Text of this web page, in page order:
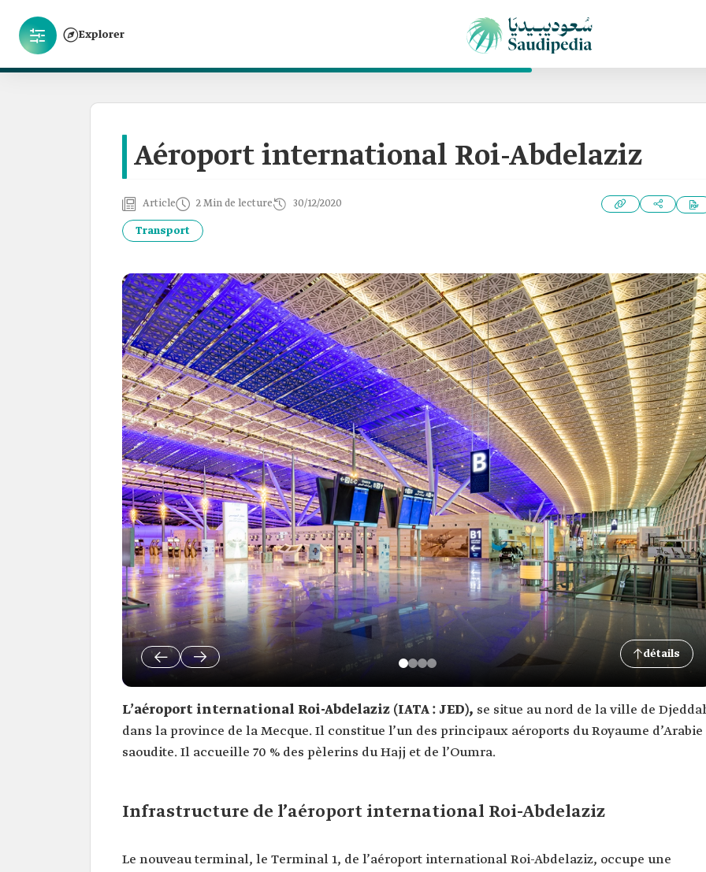
Explorer
Aéroport international Roi-Abdelaziz
Article 2 Min de lecture 30/12/2020
Transport
détails
L’aéroport international Roi-Abdelaziz (IATA : JED), se situe au nord de la ville de
dans la province de la Mecque. Il constitue l’un des principaux aéroports du Royaume d’Arabie
saoudite. Il accueille 70 % des pèlerins du Hajj et de l’Oumra.
Infrastructure de l’aéroport international Roi-Abdelaziz
Le nouveau terminal, le Terminal 1, de l’aéroport international Roi-Abdelaziz, occupe une